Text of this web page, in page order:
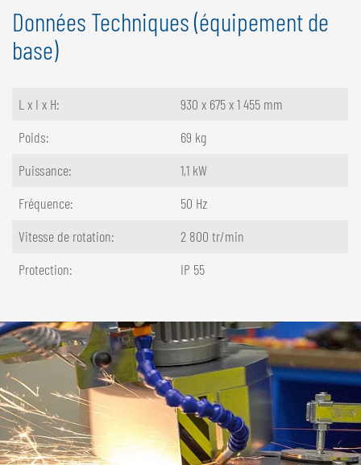
Données Techniques (équipement de
base)
L x I x H:
930 x 675 x 1 455 mm
Poids:
69 kg
Puissance:
1,1 kW
Fréquence:
50 Hz
Vitesse de rotation:
2 800 tr/min
Protection:
IP 55